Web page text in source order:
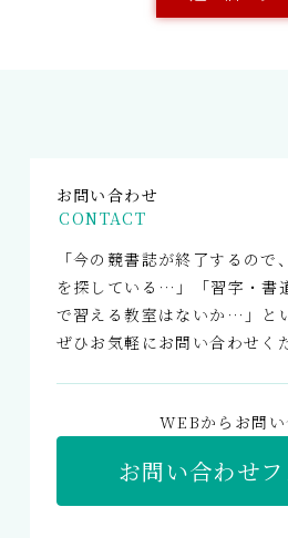
お問い合わせ
CONTACT
「今の競書誌が終了するの
を探している…」「習字・書
で習える教室はないか…」と
ぜひお気軽にお問い合わせく
WEBからお問
お問い合わせ